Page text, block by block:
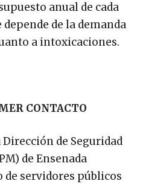
anual de cada
de la demanda
a intoxicaciones.
CONTACTO
de Seguridad
de Ensenada
servidores públicos